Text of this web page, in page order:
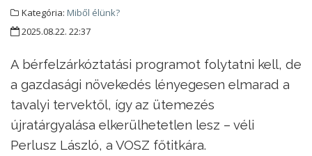
Kategória: Miből élünk?
2025.08.22. 22:37
A bérfelzárkóztatási programot folytatni kell, de
a gazdasági növekedés lényegesen elmarad a
tavalyi tervektől, így az ütemezés
újratárgyalása elkerülhetetlen lesz – véli
Perlusz László, a VOSZ főtitkára.